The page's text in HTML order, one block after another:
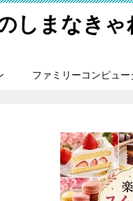
しまなきゃ
ファミリーコンピュー